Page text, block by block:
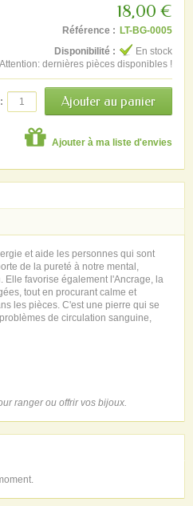
18,00 €
Référence : LT-BG-0005
Disponibilité :
En stock
Attention: dernières pièces disponibles !
Ajouter à ma liste d'envies
et aide les personnes qui sont
de la pureté à notre mental,
Elle favorise également l'Ancrage, la
tout en procurant calme et
les pièces. C'est une pierre qui se
de circulation sanguine,
ranger ou offrir vos bijoux.